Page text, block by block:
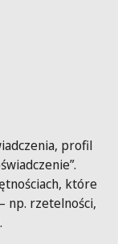
profil
które
np. rzetelności,